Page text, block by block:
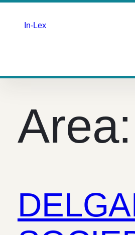
conteúdo
In-Lex
Area: